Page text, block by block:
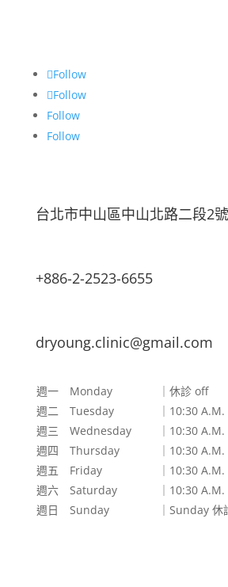
Follow
Follow
Follow
Follow
台北市中山區中山北路二段2
+886-2-2523-6655
dryoung.clinic@gmail.com
週一 Monday
｜休診 off
週二 Tuesday
｜10:30
週三 Wednesday
｜10:30
週四 Thursday
｜10:30
週五 Friday
｜10:30
週六 Saturday
｜10:30
週日 Sunday
｜Sunday 休